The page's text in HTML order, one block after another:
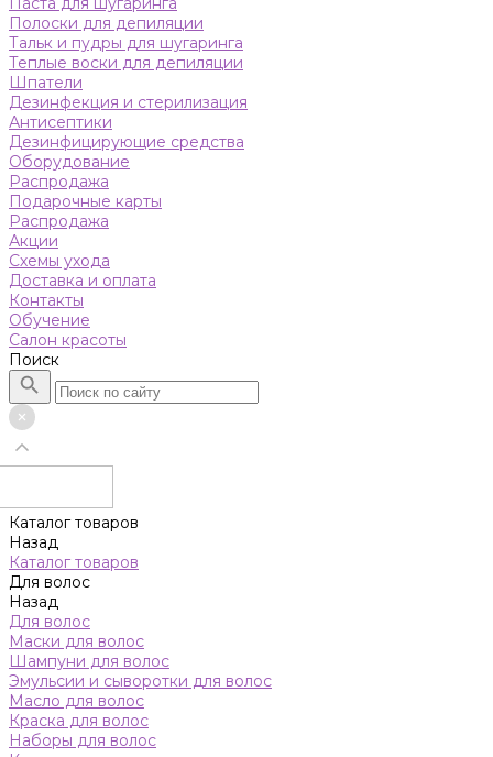
Полоски для депиляции
Тальк и пудры для шугаринга
Теплые воски для депиляции
Шпатели
Дезинфекция и стерилизация
Антисептики
Дезинфицирующие средства
Оборудование
Распродажа
Подарочные карты
Распродажа
Акции
Схемы ухода
Доставка и оплата
Контакты
Обучение
Салон красоты
Поиск
Каталог товаров
Назад
Каталог товаров
Для волос
Назад
Для волос
Маски для волос
Шампуни для волос
Эмульсии и сыворотки для волос
Масло для волос
Краска для волос
Наборы для волос